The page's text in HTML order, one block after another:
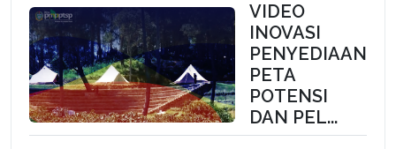
VIDEO
INOVASI
PENYEDIAAN
PETA
POTENSI
DAN PEL...